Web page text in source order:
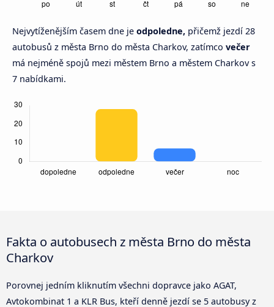
Nejvytíženějším časem dne je odpoledne, přičemž jezdí 28
autobusů z města Brno do města Charkov, zatímco večer
má nejméně spojů mezi městem Brno a městem Charkov s
7 nabídkami.
Fakta o autobusech z města Brno do města
Charkov
Porovnej jedním kliknutím všechni dopravce jako AGAT,
Avtokombinat 1 a KLR Bus, kteří denně jezdí se 5 autobusy z